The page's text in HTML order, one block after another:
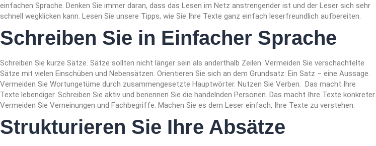
einfachen Sprache. Denken Sie immer daran, dass das Lesen im Netz anstrengender ist und der Leser sich sehr
schnell wegklicken kann. Lesen Sie unsere Tipps, wie Sie Ihre Texte ganz einfach leserfreundlich aufbereiten.
Schreiben Sie in Einfacher Sprache
Schreiben Sie kurze Sätze. Sätze sollten nicht länger sein als anderthalb Zeilen. Vermeiden Sie verschachtelte
Sätze mit vielen Einschüben und Nebensätzen. Orientieren Sie sich an dem Grundsatz: Ein Satz – eine Aussage.
Vermeiden Sie Wortungetüme durch zusammengesetzte Hauptwörter. Nutzen Sie Verben. Das macht Ihre
Texte lebendiger. Schreiben Sie aktiv und benennen Sie die handelnden Personen. Das macht Ihre Texte konkreter.
Vermeiden Sie Verneinungen und Fachbegriffe. Machen Sie es dem Leser einfach, Ihre Texte zu verstehen.
Strukturieren Sie Ihre Absätze